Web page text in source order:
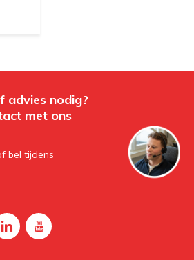
advies nodig?
met ons
bel tijdens